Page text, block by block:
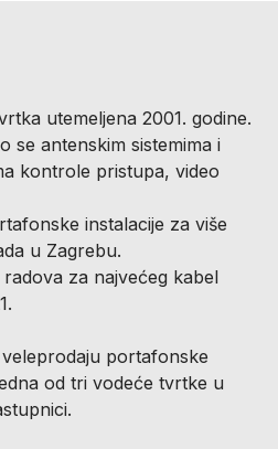
utemeljena 2001. godine.
se antenskim sistemima i
kontrole pristupa, video
instalacije za više
u Zagrebu.
za najvećeg kabel
portafonske
od tri vodeće tvrtke u